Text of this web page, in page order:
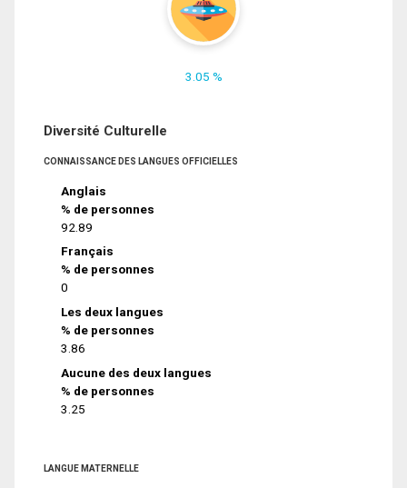
3.05 %
Diversité Culturelle
CONNAISSANCE DES LANGUES OFFICIELLES
Anglais
% de personnes
92.89
Français
% de personnes
0
Les deux langues
% de personnes
3.86
Aucune des deux langues
% de personnes
3.25
LANGUE MATERNELLE